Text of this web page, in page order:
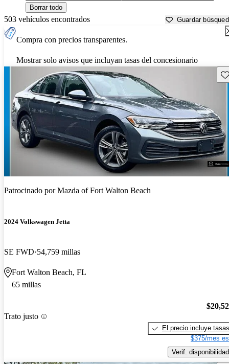
Borrar todo
503 vehículos encontrados Guardar
Compra con precios transparentes.
Mostrar solo avisos que incluyan tasas del concesionario
Patrocinado porMazda of Fort Walton Beach
2024 Volkswagen Jetta
SE FWD 54,759 millas
Fort Walton Beach, FL
65 millas
Trato justo
El precio incluye tasas
$375/mes
Verif. disponibilidad